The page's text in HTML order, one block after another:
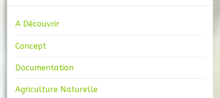
A Découvrir
Concept
Documentation
Agriculture Naturelle